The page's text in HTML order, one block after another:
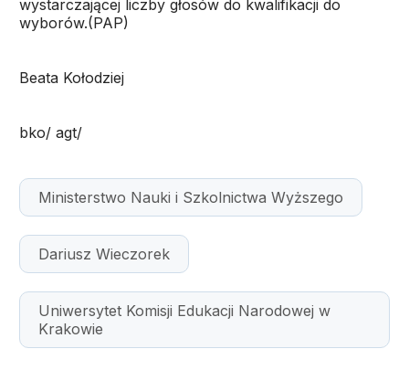
wystarczającej liczby głosów do kwalifikacji do
wyborów.(PAP)
Beata Kołodziej
bko/ agt/
Ministerstwo Nauki i Szkolnictwa Wyższego
Dariusz Wieczorek
Uniwersytet Komisji Edukacji Narodowej w
Krakowie